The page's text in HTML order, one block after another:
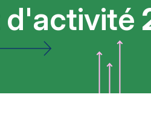
d'activité